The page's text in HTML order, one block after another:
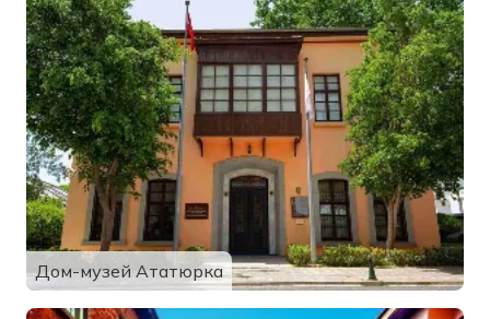
Дом-музей Ататюрка